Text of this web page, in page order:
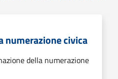
numerazione civica
della numerazione